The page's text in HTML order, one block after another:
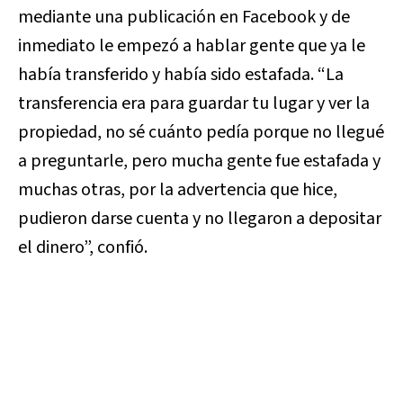
mediante una publicación en Facebook y de
inmediato le empezó a hablar gente que ya le
había transferido y había sido estafada. “La
transferencia era para guardar tu lugar y ver la
propiedad, no sé cuánto pedía porque no llegué
a preguntarle, pero mucha gente fue estafada y
muchas otras, por la advertencia que hice,
pudieron darse cuenta y no llegaron a depositar
el dinero”, confió.